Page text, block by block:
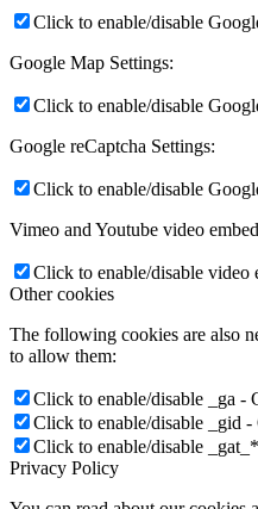
Click to enable/disable
Google Map Settings:
Click to enable/disable
Google reCaptcha Settings:
Click to enable/disable
Vimeo and Youtube video
Click to enable/disable video
Other cookies
The following cookies are also
to allow them:
Click to enable/disable _ga -
Click to enable/disable _gid
Click to enable/disable
Privacy Policy